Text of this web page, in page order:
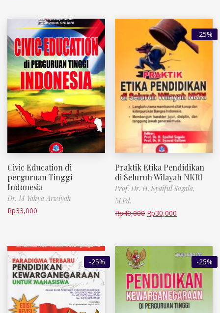
Civic Education di
perguruan Tinggi
Indonesia
Dr. M Yahya Arwiyah
Rp33,000
-25%
Praktik Etika Pendidikan
di Seluruh Wilayah NKRI
Prof. Dr. H. Syaiful Sagala,
M.Pd.
Rp40,000 Rp30,000
-25% -25%